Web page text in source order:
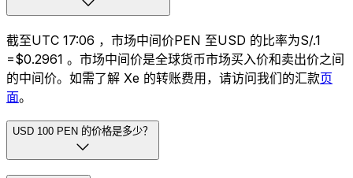
截至UTC 17:06 ，市场中间价PEN 至USD 的比率为S/.1
=$0.2961 。市场中间价是全球货币市场买入价和卖出价之间
的中间价。如需了解 Xe 的转账费用，请访问我们的汇款页
面。
USD 100 PEN 的价格是多少？